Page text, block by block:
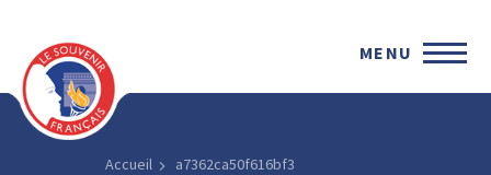
MENU
Accueil a7362ca50f616bf3